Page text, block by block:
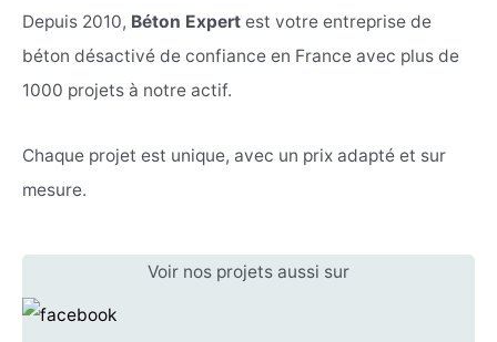
Depuis 2010, Béton Expert est votre entreprise de
béton désactivé de confiance en France avec plus de
1000 projets à notre actif.
Chaque projet est unique, avec un prix adapté et sur
mesure.
Voir nos projets aussi sur